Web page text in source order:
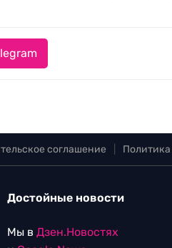
соглашение
Достойные новости
Мы в Дзен.Новостях